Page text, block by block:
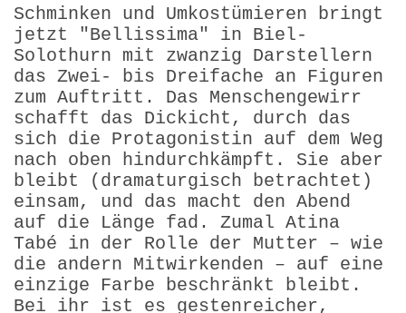
Schminken und Umkostümieren bringt
jetzt "Bellissima" in Biel-
Solothurn mit zwanzig Darstellern
das Zwei- bis Dreifache an Figuren
zum Auftritt. Das Menschengewirr
schafft das Dickicht, durch das
sich die Protagonistin auf dem Weg
nach oben hindurchkämpft. Sie aber
bleibt (dramaturgisch betrachtet)
einsam, und das macht den Abend
auf die Länge fad. Zumal Atina
Tabé in der Rolle der Mutter – wie
die andern Mitwirkenden – auf eine
einzige Farbe beschränkt bleibt.
Bei ihr ist es gestenreicher,